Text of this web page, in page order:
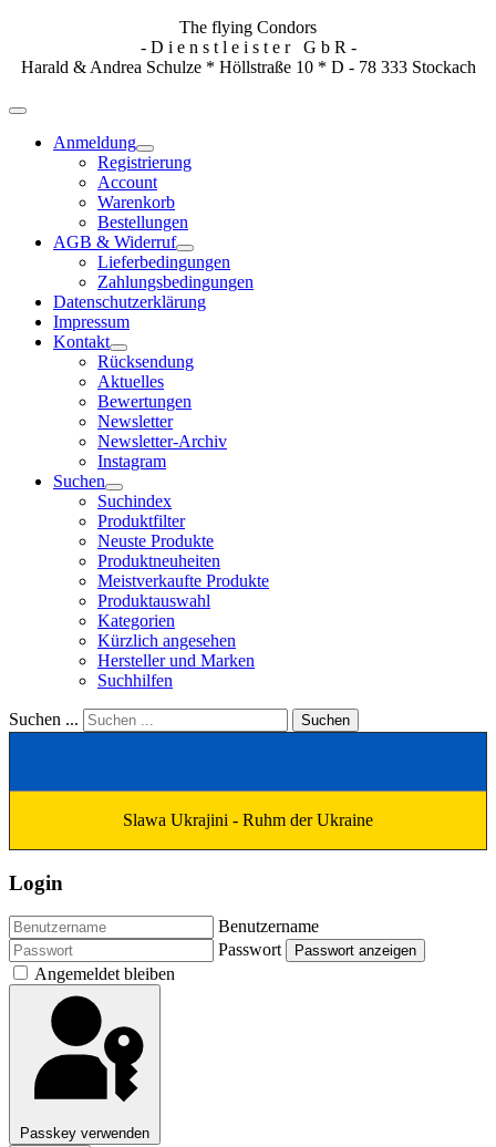
The flying Condors
- D i e n s t l e i s t e r G b R -
Harald & Andrea Schulze * Höllstraße 10 * D - 78 333 Stockach
Anmeldung
Registrierung
Account
Warenkorb
Bestellungen
AGB & Widerruf
Lieferbedingungen
Zahlungsbedingungen
Datenschutzerklärung
Impressum
Kontakt
Rücksendung
Aktuelles
Bewertungen
Newsletter
Newsletter-Archiv
Instagram
Suchen
Suchindex
Produktfilter
Neuste Produkte
Produktneuheiten
Meistverkaufte Produkte
Produktauswahl
Kategorien
Kürzlich angesehen
Hersteller und Marken
Suchhilfen
Suchen ... Suchen
Slawa Ukrajini - Ruhm der Ukraine
Login
Benutzername
Passwort
Passwort anzeigen
Angemeldet bleiben
Passkey verwenden